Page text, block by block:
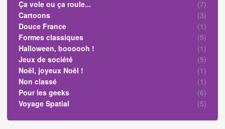
Ça vole ou ça roule...
(7)
Cartoons
(3)
Douce France
(1)
Formes classiques
(5)
Halloween, boooooh !
(1)
Jeux de société
(5)
Noël, joyeux Noël !
(1)
Non classé
(1)
Pour les geeks
(6)
Voyage Spatial
(5)